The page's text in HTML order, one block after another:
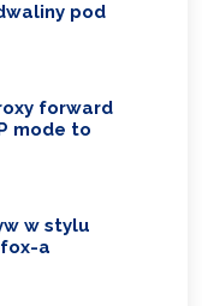
pod
forward
mode to
w stylu
a